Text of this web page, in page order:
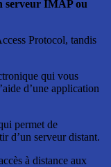
serveur IMAP ou
Protocol, tandis
qui vous
d’une application
permet de
d’un serveur distant.
à distance aux